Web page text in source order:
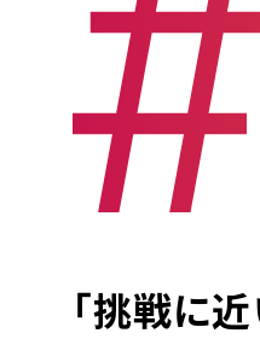
「挑戦に​